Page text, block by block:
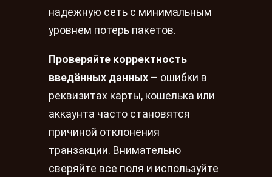
надежную сеть с минимальным
уровнем потерь пакетов.
Проверяйте корректность
введённых данных – ошибки в
реквизитах карты, кошелька или
аккаунта часто становятся
причиной отклонения
транзакции. Внимательно
сверяйте все поля и используйте